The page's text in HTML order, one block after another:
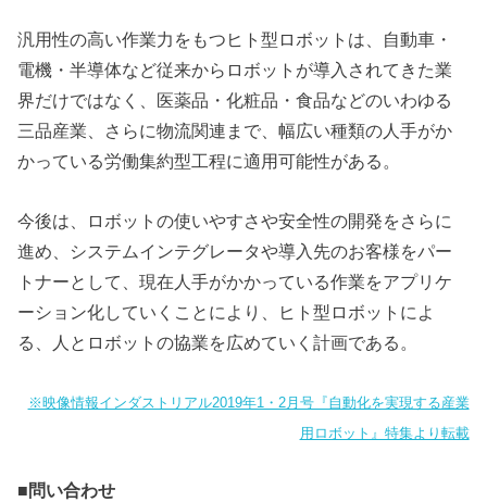
汎用性の高い作業力をもつヒト型ロボットは、自動車・
電機・半導体など従来からロボットが導入されてきた業
界だけではなく、医薬品・化粧品・食品などのいわゆる
三品産業、さらに物流関連まで、幅広い種類の人手がか
かっている労働集約型工程に適用可能性がある。
今後は、ロボットの使いやすさや安全性の開発をさらに
進め、システムインテグレータや導入先のお客様をパー
トナーとして、現在人手がかかっている作業をアプリケ
ーション化していくことにより、ヒト型ロボットによ
る、人とロボットの協業を広めていく計画である。
※映像情報インダストリアル2019年1・2月号『自動化を実現する産業
用ロボット』特集より転載
■問い合わせ